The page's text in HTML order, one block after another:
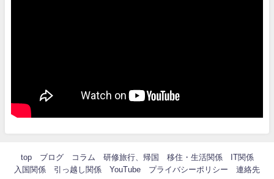
top ブログ コラム 研修旅行、帰国 移住・生活関係
IT関係
入国関係
引っ越し関係 YouTube プライバシーポリシー 連絡先